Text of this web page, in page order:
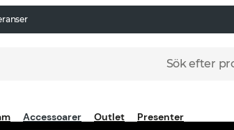
Sök efter
Accessoarer Outlet Presenter